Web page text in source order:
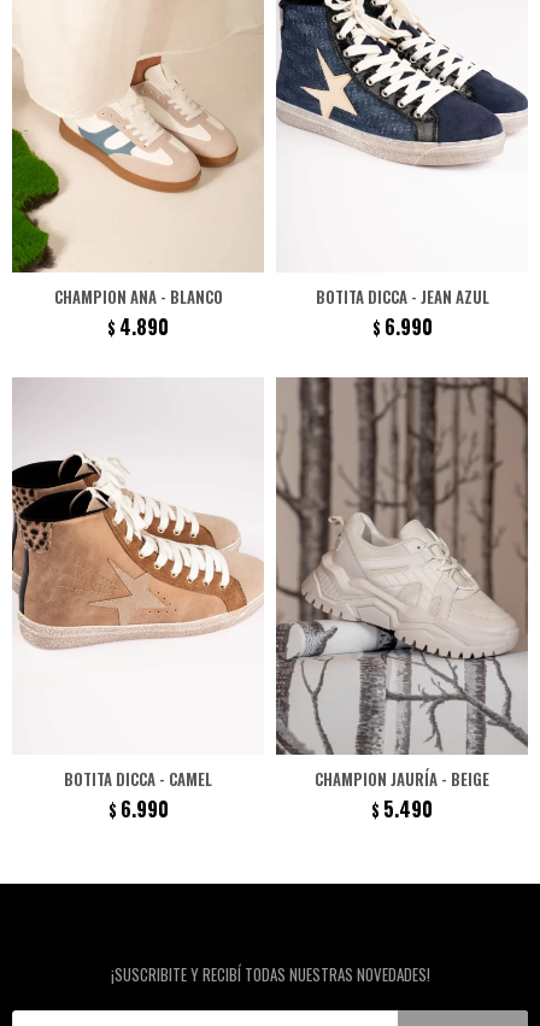
CHAMPION ANA - BLANCO
$ 4.890
BOTITA DICCA - JEAN AZUL
$ 6.990
BOTITA DICCA - CAMEL
$ 6.990
CHAMPION JAURÍA - BEIGE
$ 5.490
¡SUSCRIBITE Y RECIBÍ TODAS NUESTRAS NOVEDADES!